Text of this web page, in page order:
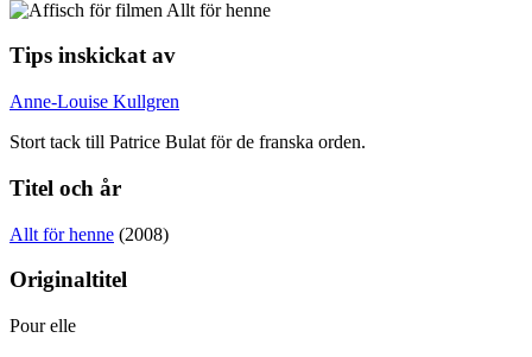
Tips inskickat av
Anne-Louise Kullgren
Stort tack till Patrice Bulat för de franska orden.
Titel och år
Allt för henne (2008)
Originaltitel
Pour elle